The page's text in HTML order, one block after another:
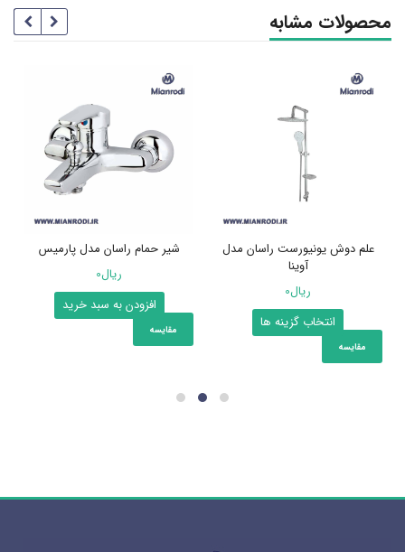
محصولات مشابه
علم دوش یونیورست راسان مدل
آوینا
ریال0
انتخاب گزینه ها
محصول
مختلفی
مقایسه
شیر حمام راسان مدل پارمیس
ریال0
افزودن به سبد خرید
مقایسه